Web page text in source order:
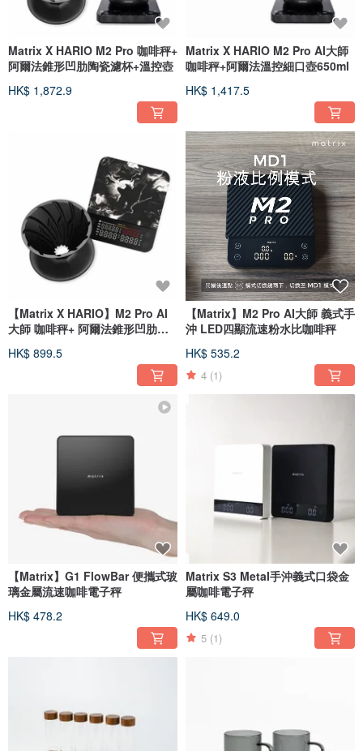
Matrix X HARIO M2 Pro 咖啡秤+
阿爾法錐形凹肋陶瓷濾杯+溫控壺
HK$ 1,872.9
Matrix X HARIO M2 Pro AI大師
咖啡秤+阿爾法溫控細口壺650ml
HK$ 1,417.5
【Matrix X HARIO】M2 Pro AI
大師 咖啡秤+ 阿爾法錐形凹肋陶
HK$ 899.5
【Matrix】M2 Pro AI大師 義式手
沖 LED四顯流速粉水比咖啡秤
HK$ 535.2
4 (1)
【Matrix】G1 FlowBar 便攜式玻
璃金屬流速咖啡電子秤
HK$ 478.2
Matrix S3 MetaI手沖義式口袋金
屬咖啡電子秤
HK$ 649.0
5 (1)